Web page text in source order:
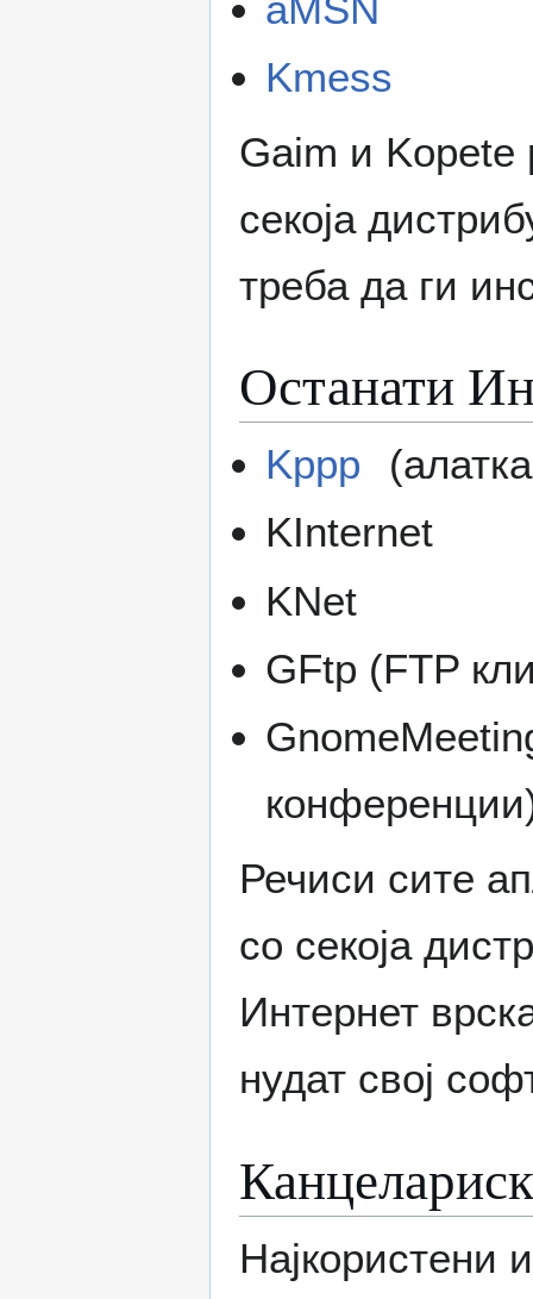
Kmess
Gaim и Kopete
секоја
треба да ги
Останати
Kppp
KInternet
KNet
GFtp (FTP
Речиси сите
со секоја
Интернет
нудат свој
Најкористени